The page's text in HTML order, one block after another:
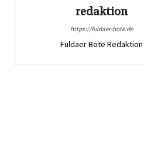
redaktion
https://fuldaer-bote.de
Fuldaer Bote Redaktion